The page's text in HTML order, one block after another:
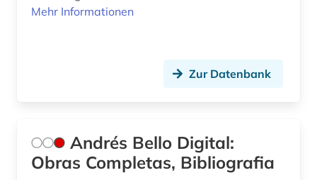
fremdwort (1)
gabriel (1)
galicien (2)
Mehr Informationen
Zur Datenbank
Andrés Bello Digital:
Obras Completas, Bibliografia